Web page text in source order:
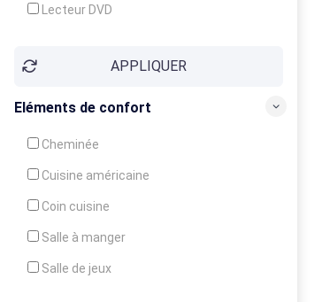
Lecteur DVD
APPLIQUER
Eléments de confort
Cheminée
Cuisine américaine
Coin cuisine
Salle à manger
Salle de jeux